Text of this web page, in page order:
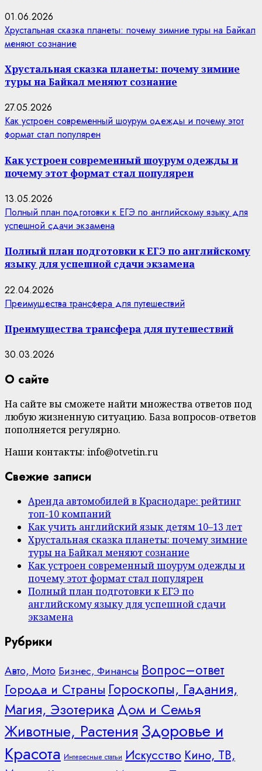
01.06.2026
Хрустальная сказка планеты: почему зимние туры на Байкал
меняют сознание
Хрустальная сказка планеты: почему зимние
туры на Байкал меняют сознание
27.05.2026
Как устроен современный шоурум одежды и почему этот
формат стал популярен
Как устроен современный шоурум одежды и
почему этот формат стал популярен
13.05.2026
Полный план подготовки к ЕГЭ по английскому языку для
успешной сдачи экзамена
Полный план подготовки к ЕГЭ по английскому
языку для успешной сдачи экзамена
22.04.2026
Преимущества трансфера для путешествий
Преимущества трансфера для путешествий
30.03.2026
О сайте
На сайте вы сможете найти множества ответов под
любую жизненную ситуацию. База вопросов-ответов
пополняется регулярно.
Наши контакты: info@otvetin.ru
Свежие записи
Аренда автомобилей в Краснодаре: рейтинг
топ-10 компаний
Как учить английский язык детям 10–13 лет
Хрустальная сказка планеты: почему зимние
туры на Байкал меняют сознание
Как устроен современный шоурум одежды и
почему этот формат стал популярен
Полный план подготовки к ЕГЭ по
английскому языку для успешной сдачи
экзамена
Рубрики
Авто, Мото Бизнес, Финансы Вопрос–ответ
Города и Страны Гороскопы, Гадания,
Магия, Эзотерика Дом и Семья
Животные, Растения Здоровье и
Красота Интересные статьи Искусство Кино, ТВ,